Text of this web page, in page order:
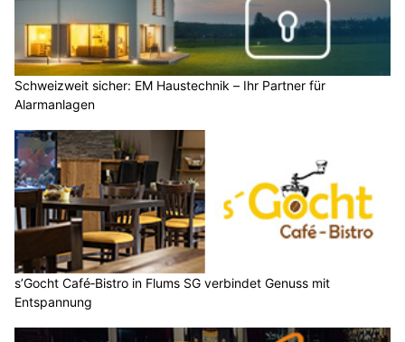
Schweizweit sicher: EM Haustechnik – Ihr Partner für
Alarmanlagen
s’Gocht Café‑Bistro in Flums SG verbindet Genuss mit
Entspannung